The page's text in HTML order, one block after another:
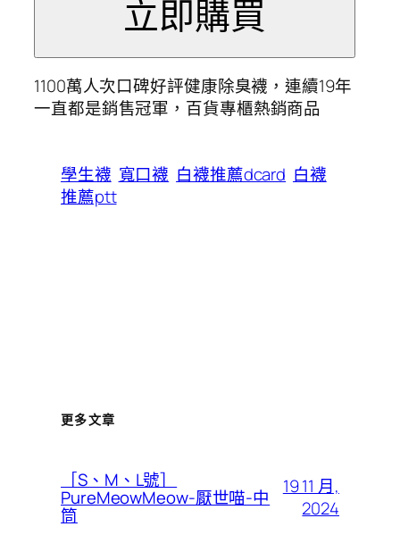
1100萬人次口碑好評健康除臭襪，連續19年
一直都是銷售冠軍，百貨專櫃熱銷商品
學生襪 寬口襪 白襪推薦dcard 白襪
推薦ptt
更多文章
［S、M、L號］
PureMeowMeow-厭世喵-中
筒
19 11 月,
2024